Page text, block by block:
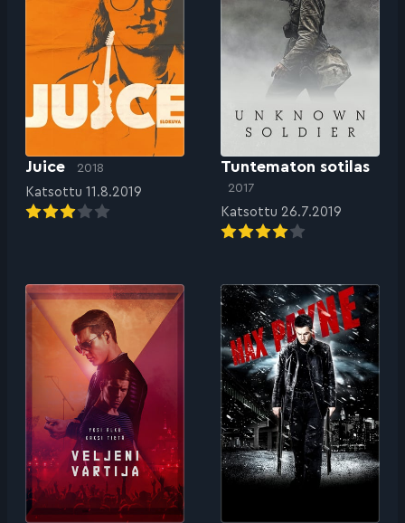
Juice 2018
Katsottu 11.8.2019
Tuntematon sotilas
2017
Katsottu 26.7.2019